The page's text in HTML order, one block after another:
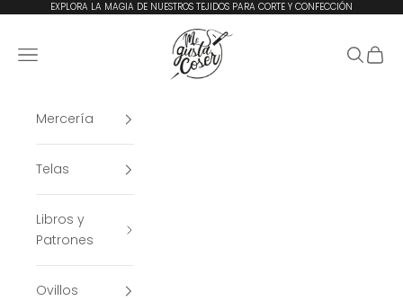
Ir al contenidoEXPLORA LA MAGIA DE NUESTROS TEJIDOS PARA CORTE Y CONFECCIÓN
Me Gusta Coser
Menú
Buscar
Cesta
Mercería
Telas
Libros y
Patrones
Ovillos